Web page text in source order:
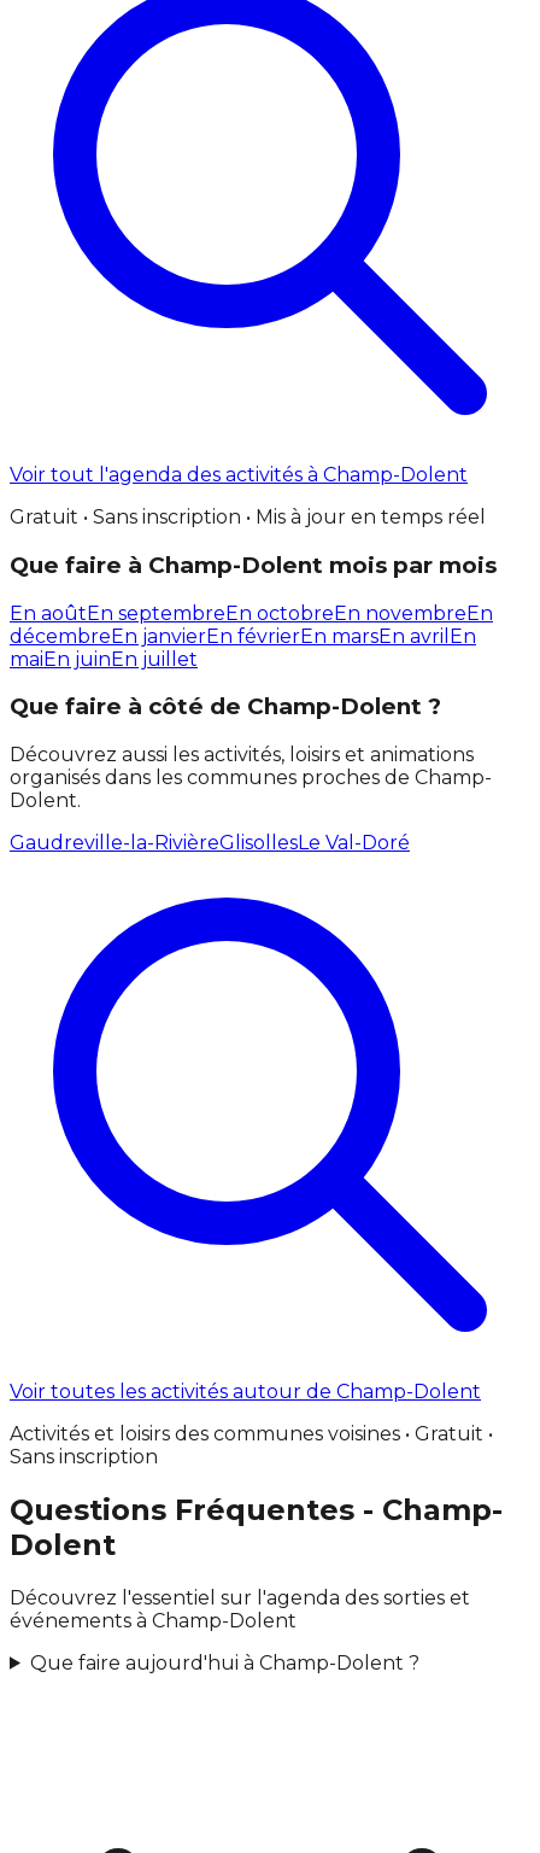
Voir tout l'agenda des activités à Champ-Dolent
Gratuit • Sans inscription • Mis à jour en temps réel
Que faire à Champ-Dolent mois par mois
En aoûtEn septembreEn octobreEn novembreEn
décembreEn janvierEn févrierEn marsEn avril En
maiEn juinEn juillet
Que faire à côté de Champ-Dolent ?
Découvrez aussi les activités, loisirs et animations
organisés dans les communes proches de Champ-
Dolent.
Gaudreville-la-RivièreGlisollesLe Val-Doré
Voir toutes les activités autour de Champ-Dolent
Activités et loisirs des communes voisines • Gratuit •
Sans inscription
Questions Fréquentes - Champ-
Dolent
Découvrez l'essentiel sur l'agenda des sorties et
événements à Champ-Dolent
Que faire aujourd'hui à Champ-Dolent ?